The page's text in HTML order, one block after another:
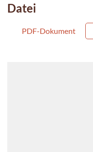
Datei
PDF-Dokument